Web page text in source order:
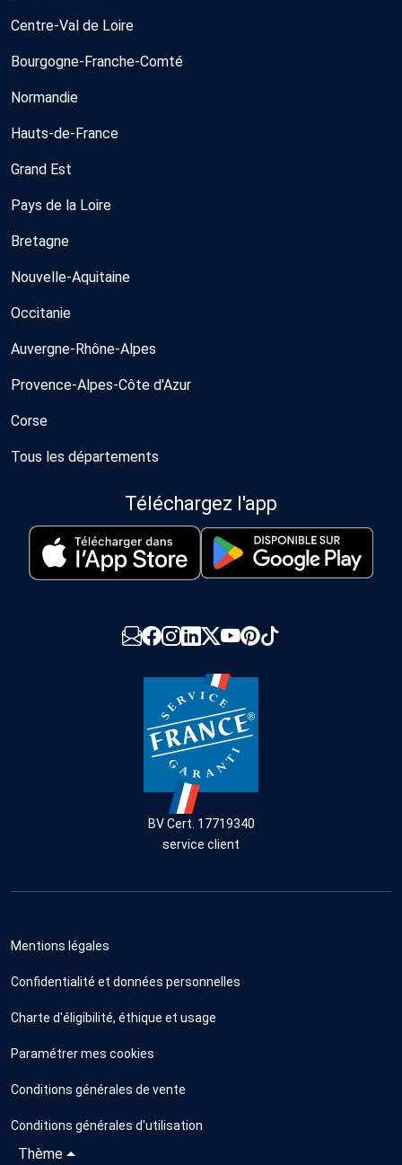
Centre-Val de Loire
Bourgogne-Franche-Comté
Normandie
Hauts-de-France
Grand Est
Pays de la Loire
Bretagne
Nouvelle-Aquitaine
Occitanie
Auvergne-Rhône-Alpes
Provence-Alpes-Côte d'Azur
Corse
Tous les départements
Téléchargez l'app
BV Cert. 17719340
service client
Mentions légales
Confidentialité et données personnelles
Charte d'éligibilité, éthique et usage
Paramétrer mes cookies
Conditions générales de vente
Conditions générales d'utilisation
Thème